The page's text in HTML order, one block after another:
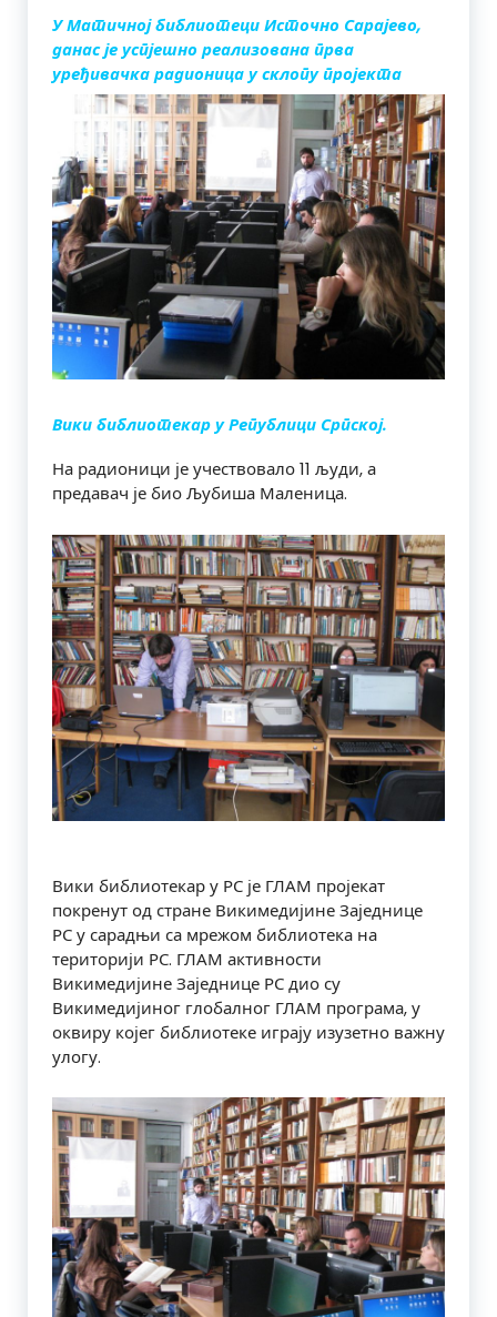
У Матичној библиотеци Источно Сарајево,
данас је успјешно реализована прва
уређивачка радионица у склопу пројекта
Вики библиотекар у Републици Српској.
На радионици је учествовало 11 људи, а
предавач је био Љубиша Маленица.
Вики библиотекар у РС је ГЛАМ пројекат
покренут од стране Викимедијине Заједнице
РС у сарадњи са мрежом библиотека на
територији РС. ГЛАМ активности
Викимедијине Заједнице РС дио су
Викимедијиног глобалног ГЛАМ програма, у
оквиру којег библиотеке играју изузетно важну
улогу.